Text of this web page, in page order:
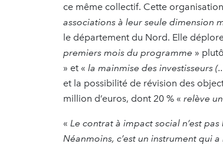
ce même collectif. Cette
associations à leur seule dimension
le département du Nord. Elle
premiers mois du programme »
» et « la mainmise des investisseurs
et la possibilité de révision des
million d’euros, dont 20 % « relève
« Le contrat à impact social n’est
Néanmoins, c’est un instrument qui